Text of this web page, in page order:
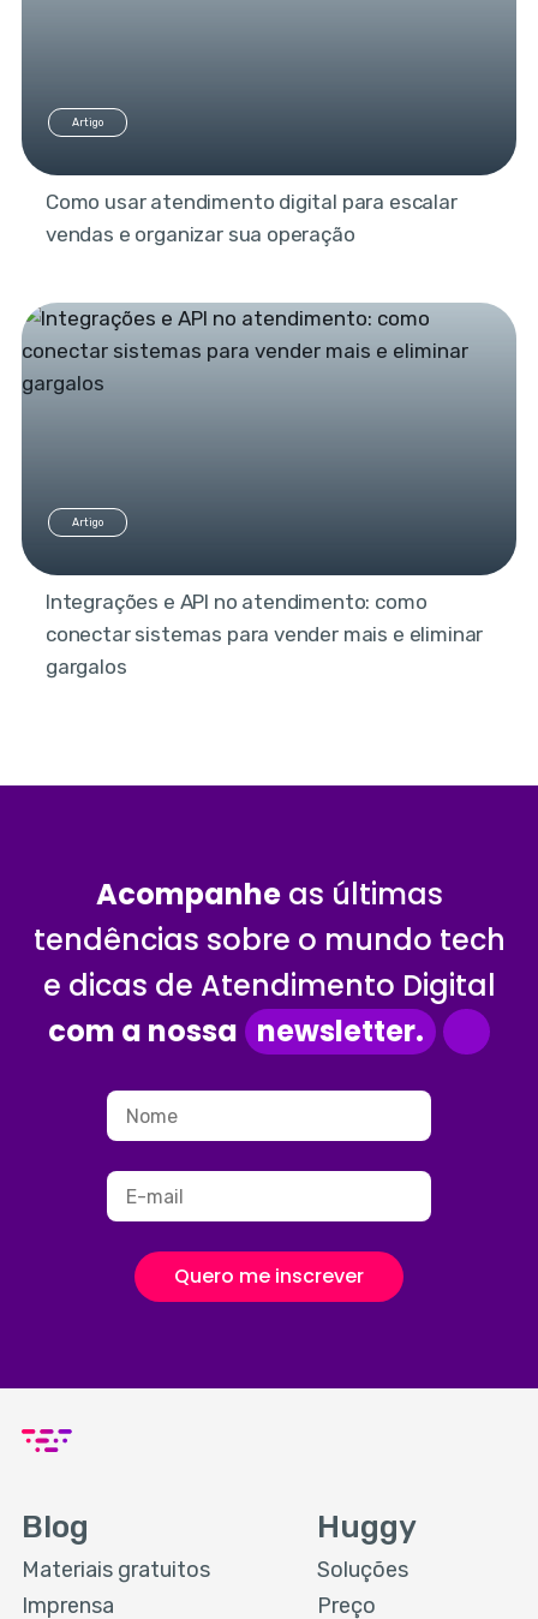
Artigo
Como usar atendimento digital para escalar
vendas e organizar sua operação
Artigo
Integrações e API no atendimento: como
conectar sistemas para vender mais e eliminar
gargalos
Acompanheas últimas
tendências sobre o mundo tech
e dicas de Atendimento Digital
com a nossa newsletter.
Quero me inscrever
Blog
Materiais gratuitos
Imprensa
Huggy
Soluções
Preço